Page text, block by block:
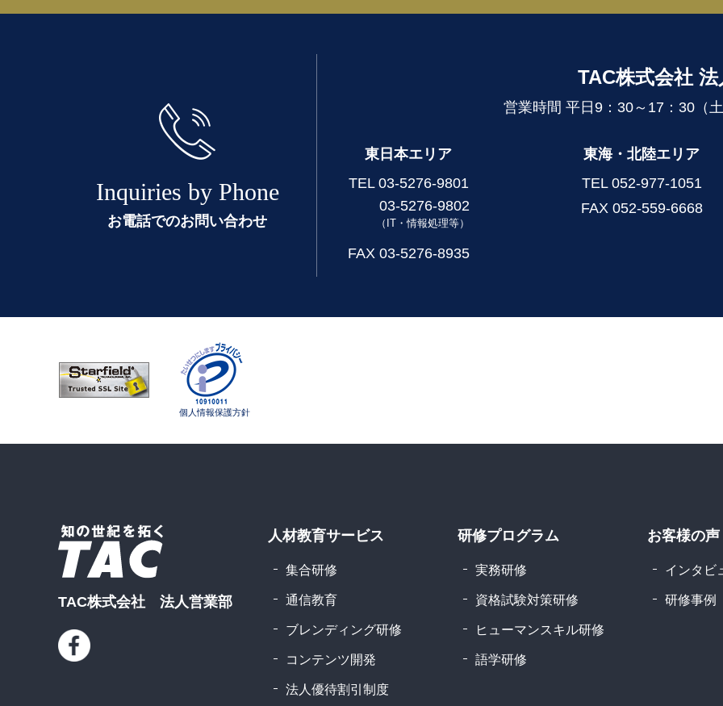
Inquiries by Phone
お電話でのお問い合わせ
TAC株式会社
営業時間 平日9：30～17：30（
東日本エリア
TEL 03-5276-9801
03-5276-9802
（IT・情報処理等）
FAX 03-5276-8935
東海・北陸エリア
TEL 052-977-1051
FAX 052-559-6668
個人情報保護方針
TAC株式会社 法人営業部
人材教育サービス
集合研修
通信教育
ブレンディング研修
コンテンツ開発
法人優待割引制度
研修プログラム
実務研修
資格試験対策研修
ヒューマンスキル研修
語学研修
お客様の声
インタビ
研修事例